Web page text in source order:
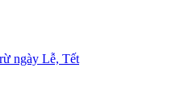
ngày Lễ, Tết